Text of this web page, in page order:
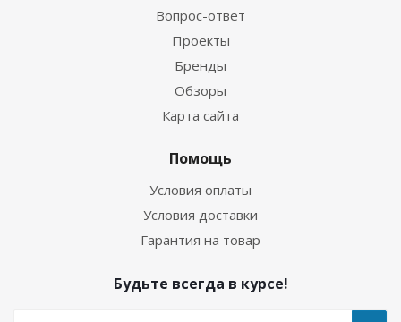
Вопрос-ответ
Проекты
Бренды
Обзоры
Карта сайта
Помощь
Условия оплаты
Условия доставки
Гарантия на товар
Будьте всегда в курсе!